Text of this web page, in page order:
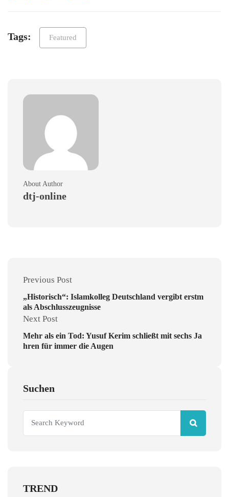
Tags: Featured
About Author
dtj-online
Previous Post
„Historisch“: Islamkolleg Deutschland vergibt erstm
als Abschlusszeugnisse
Next Post
Mehr als ein Tod: Yusuf Kerim schließt mit sechs Ja
hren für immer die Augen
Suchen
TREND